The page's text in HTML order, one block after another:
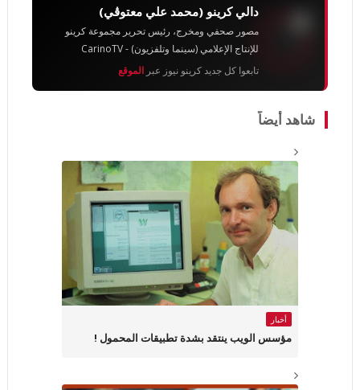
دالي كرينو (محمد علي معتوڨي)
مصور صحفي ومخرج، رئيس تحرير مجموعة كرينو
للإنتاج الإعلامي (سينما وتلفزيون) - CarinoTV
تابعوا كل جديد كرينو نيوز عبر الموقع
شاهد أيضاً
أخبار
مؤسس الويب ينتقد بشدة تطبيقات المحمول !